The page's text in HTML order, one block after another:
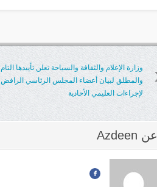
وزارة الإعلام والثقافة والسياحة تعلن تأييدها التام
والمطلق لبيان أعضاء المجلس الرئاسي الرافض
لإجراءات العليمي الأحادية
عن Azdeen